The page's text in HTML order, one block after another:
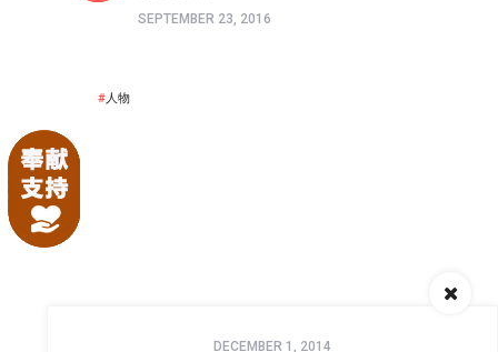
SEPTEMBER 23, 2016
人物
DECEMBER 1, 2014